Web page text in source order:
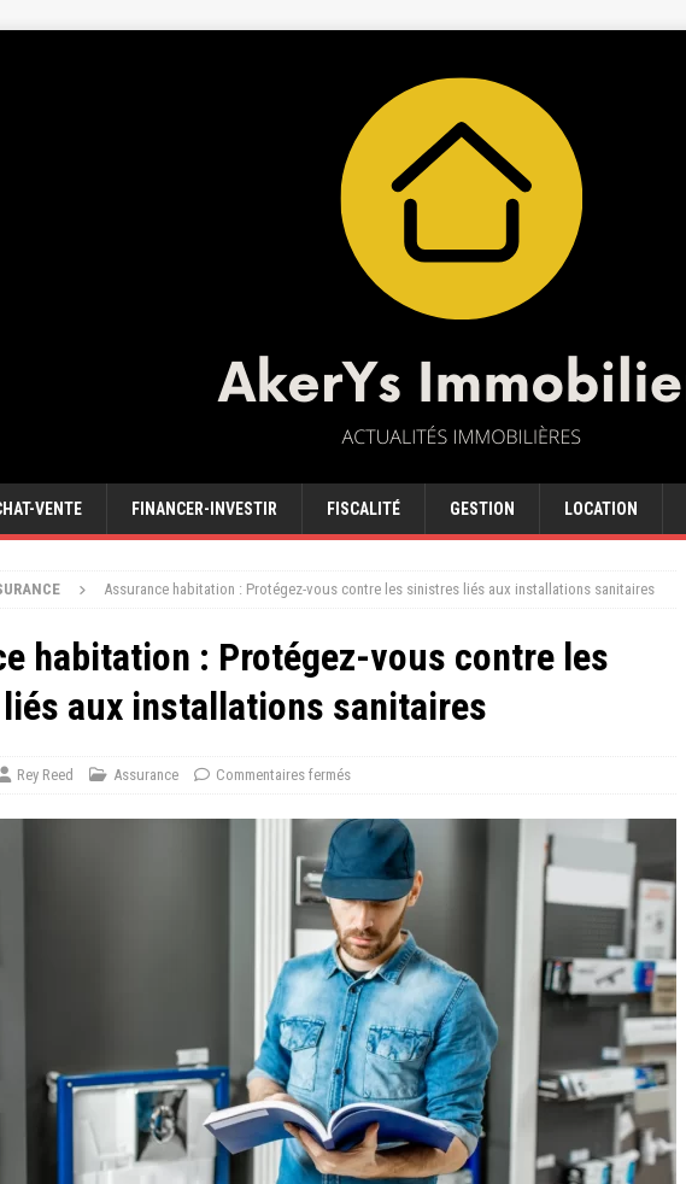
VENTE FINANCER-INVESTIR FISCALITÉ GESTION LOCATION
Assurance habitation : Protégez-vous contre les sinistres liés aux installations sanitaires
habitation : Protégez-vous contre les
aux installations sanitaires
Rey Reed Assurance Commentaires fermés